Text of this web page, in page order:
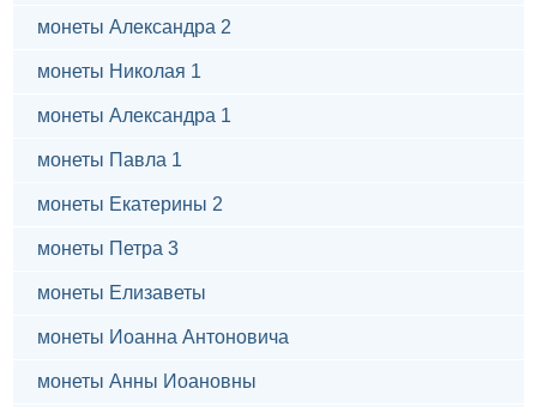
монеты Александра 2
монеты Николая 1
монеты Александра 1
монеты Павла 1
монеты Екатерины 2
монеты Петра 3
монеты Елизаветы
монеты Иоанна Антоновича
монеты Анны Иоановны